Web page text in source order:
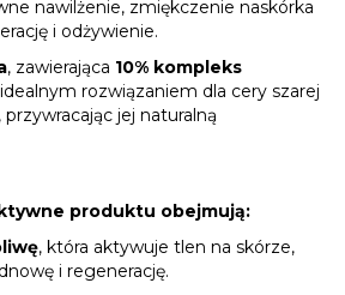
nawilżenie, zmiękczenie naskórka
i odżywienie.
, zawierająca 10% kompleks
rozwiązaniem dla cery szarej
jej naturalną
produktu obejmują:
, która aktywuje tlen na skórze,
i regenerację.